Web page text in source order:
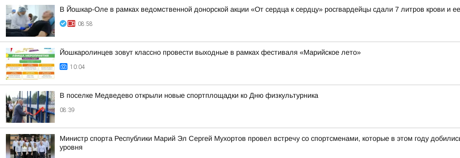
В Йошкар-Оле в рамках ведомственной донорской акции «От сердца к сердцу» росгвардейцы сдали 7 литров крови и
08:58
Йошкаролинцев зовут классно провести выходные в рамках фестиваля «Марийское лето»
10:04
В поселке Медведево открыли новые спортплощадки ко Дню физкультурника
08:39
Министр спорта Республики Марий Эл Сергей Мухортов провел встречу со спортсменами, которые в этом году
уровня